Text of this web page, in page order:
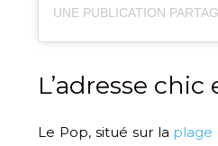
L’adresse
Le Pop, situé sur la plage